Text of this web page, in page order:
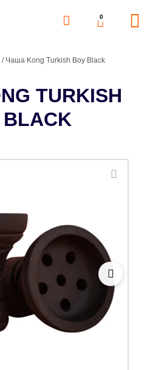
0
/ Чаша Kong Turkish Boy Black
TURKISH
BLACK